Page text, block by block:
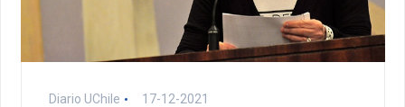
Diario UChile 17-12-2021